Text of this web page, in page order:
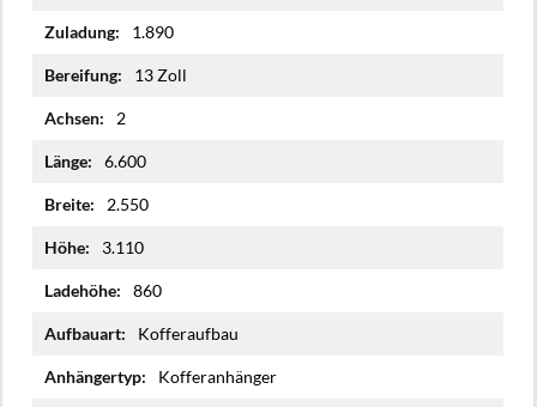
1.890
13 Zoll
2
6.600
2.550
3.110
860
Kofferaufbau
Kofferanhänger